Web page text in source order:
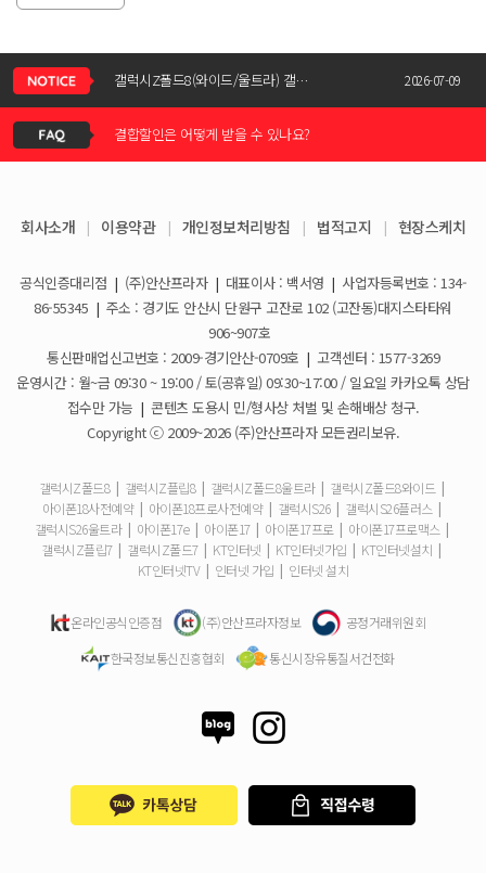
갤럭시Z폴드8(와이드/울트라) 갤럭시Z플립8 사전예약 공지사항 2026-07-09
KT스토어 공식 신청서 작성 관련 자주 묻는 질문
아이폰17e 사전예약 공지사항
갤럭시S26 사전예약 공지사항
신청서 조회는 어떻게 하나요?
결합할인은 어떻게 받을 수 있나요?
휴대폰 일시불로 구매도 가능한가요?
요금제 변경은 언제할 수 있나요?
더블할인카드는 어떻게 등록 하나요?
휴대폰 구매 후 불량이면 어떻게 하나요?
ESIM 발급 방법은 어떻게 되나요?
유심은 새로 구매해야 하나요?
사은품은 핸드폰과 같이 보내주시나요?
청소년 요금제는 몇살까지 가입할 수 있어요?
기존 휴대폰은 반납해야하나요?
총 납부해야 할 금액은 어떻게 확인하나요?
회사소개 | 이용약관 | 개인정보처리방침 | 법적고지 | 현장스케치
공식인증대리점 | (주)안산프라자 | 대표이사 : 백서영 | 사업자등록번호 : 134-
86-55345 | 주소 : 경기도 안산시 단원구 고잔로 102 (고잔동)대지스타타워
906~907호
통신판매업신고번호 : 2009-경기안산-0709호 | 고객센터 : 1577-3269
운영시간 : 월~금 09:30 ~ 19:00 / 토(공휴일) 09:30~17:00 / 일요일 카카오톡 상담
접수만 가능 | 콘텐츠 도용시 민/형사상 처벌 및 손해배상 청구.
Copyright ⓒ 2009~2026 (주)안산프라자 모든권리보유.
갤럭시Z폴드8 | 갤럭시Z플립8 | 갤럭시Z폴드8울트라 | 갤럭시Z폴드8와이드 |
아이폰18사전예약 | 아이폰18프로사전예약 | 갤럭시S26 | 갤럭시S26플러스 |
갤럭시S26울트라 | 아이폰17e | 아이폰17 | 아이폰17프로 | 아이폰17프로맥스 |
갤럭시Z플립7 | 갤럭시Z폴드7 | KT인터넷 | KT인터넷가입 | KT인터넷설치 |
KT인터넷TV | 인터넷 가입 | 인터넷 설치
온라인공식인증점 (주)안산프라자정보
공정거래위원회
한국정보통신진흥협회
통신시장유통질서건전화